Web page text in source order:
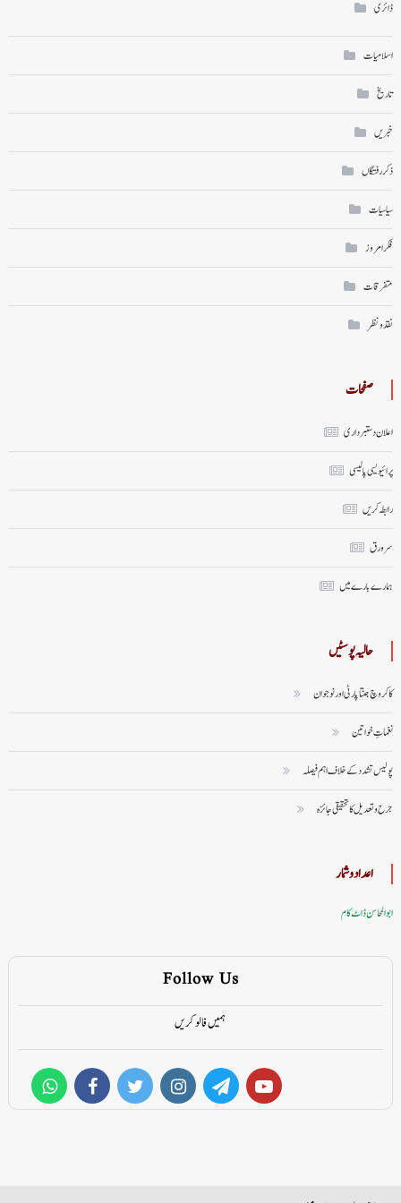
ڈائری
اسلامیات
تاریخ
خبریں
ذکر رفتگاں
سیاسیات
فکر امروز
متفرقات
نقد ونظر
صفحات
اعلان دستبرداری
پرائیویسی پالیسی
رابطہ کریں
سر ورق
ہمارے بارے میں
حالیہ پوسٹیں
کاکروچ جنتا پارٹی اور نوجوان
نغماتِ خواتین
پولیس تشدد کے خلاف اہم فیصلہ
جرح و تعدیل کا تحقیقی جائزہ
اعداد وشمار
ابوالمحاسن ڈاٹ کام
Follow Us
ہمیں فالو کریں